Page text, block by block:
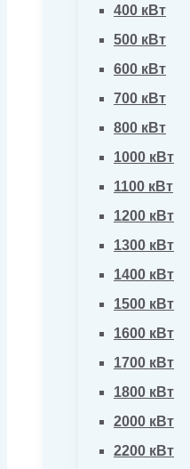
400 кВт
500 кВт
600 кВт
700 кВт
800 кВт
1000 кВт
1100 кВт
1200 кВт
1300 кВт
1400 кВт
1500 кВт
1600 кВт
1700 кВт
1800 кВт
2000 кВт
2200 кВт